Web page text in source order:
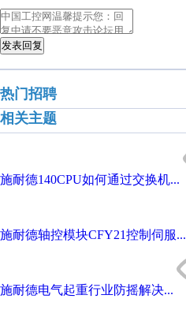
发表回复
热门招聘
相关主题
施耐德140CPU如何通过交换机...
施耐德轴控模块CFY21控制伺服...
施耐德电气起重行业防摇解决...